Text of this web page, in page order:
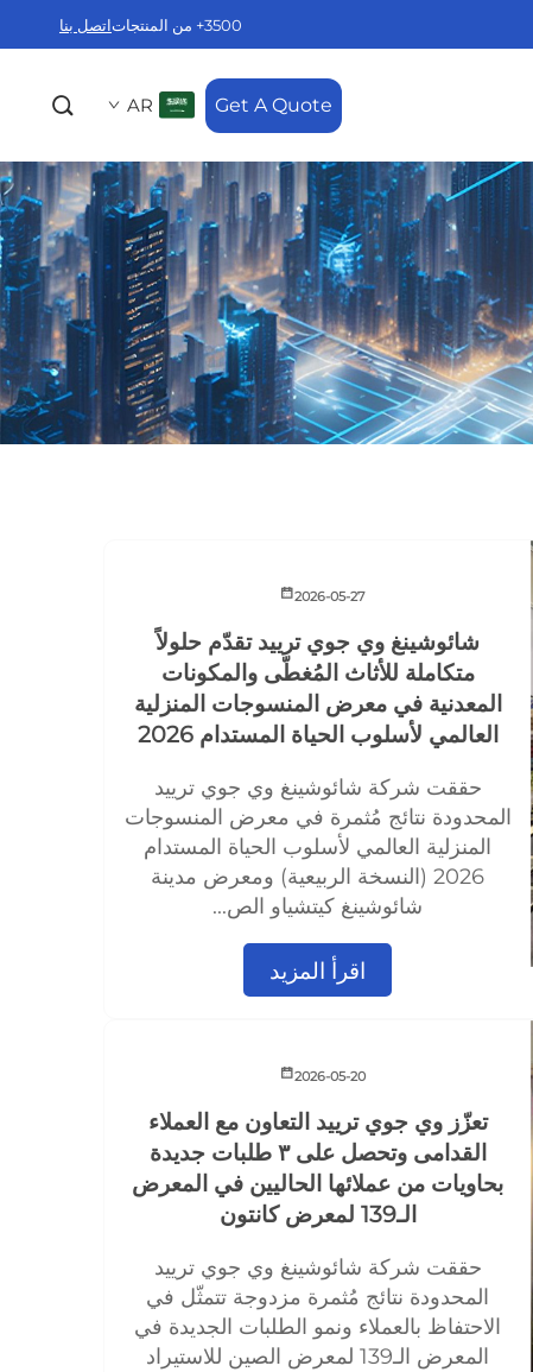
3500+ من المنتجات اتصل بنا
Get A Quote
AR
2026-05-27
شائوشينغ وي جوي ترييد تقدّم حلولاً
متكاملة للأثاث المُغطّى والمكونات
المعدنية في معرض المنسوجات المنزلية
العالمي لأسلوب الحياة المستدام 2026
حققت شركة شائوشينغ وي جوي ترييد
المحدودة نتائج مُثمرة في معرض المنسوجات
المنزلية العالمي لأسلوب الحياة المستدام
2026 (النسخة الربيعية) ومعرض مدينة
شائوشينغ كيتشياو الص...
اقرأ المزيد
2026-05-20
تعزّز وي جوي ترييد التعاون مع العملاء
القدامى وتحصل على ٣ طلبات جديدة
بحاويات من عملائها الحاليين في المعرض
الـ139 لمعرض كانتون
حققت شركة شائوشينغ وي جوي ترييد
المحدودة نتائج مُثمرة مزدوجة تتمثّل في
الاحتفاظ بالعملاء ونمو الطلبات الجديدة في
المعرض الـ139 لمعرض الصين للاستيراد